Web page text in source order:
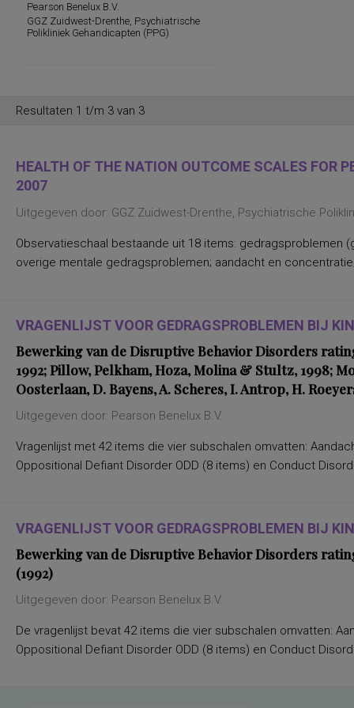
werksituatie
persoonlijkheidsaspecten, temperament
en karakter
posttraumatische stressstoornis
rekenen en wiskunde
rekenen, deelvaardigheden van
sociaal-emotioneel functioneren en
spannings- en vermijdingsaspecten van
spanningsbehoefte
spelling van Nederlandse niet-
werkwoorden
Nederlands leesvaardigheid, Nederlands
Engels woordenschat, Rekenen/Wiskunde
en Taalverzorging
Nederlands leesvaardigheid, Nederlands
woordenschat, Engels leesvaardigheid,
Rekenen/Wiskunde en Taalverzorging
kwaliteit van gezinsfunctioneren
drijfveren en talenten
algemene intelligentie
taal- en rekenvaardigheid
persoonlijkheidskenmerken
(verbale) geheugenfuncties
aandacht en concentratie bij het
verwerken van non-linguistische stimuli;
interferentie-effecten
aandachtsproblemen
aanhoudende vermoeidheid, state
aanpassing van leiderschapsstijl aan
specifieke situaties
Pearson Benelux B.V.
GGZ Zuidwest-Drenthe, Psychiatrische
Polikliniek Gehandicapten (PPG)
Resultaten 1 t/m 3 van 3
HEALTH OF THE NATION OUTCOME SCALES FOR
2007
Uitgegeven door: GGZ Zuidwest-Drenthe, Psychiatrische
Observatieschaal bestaande uit 18 items:
overige mentale gedragsproblemen; aandacht en
VRAGENLIJST VOOR GEDRAGSPROBLEMEN BIJ
Bewerking van de Disruptive Behavior Disorders
1992; Pillow, Pelkham, Hoza, Molina & Stultz, 1998;
Oosterlaan, D. Bayens, A. Scheres, I. Antrop, H.
Uitgegeven door: Pearson Benelux B.V.
Vragenlijst met 42 items die vier subschalen omvatten:
Oppositional Defiant Disorder ODD (8 items) en Conduct
VRAGENLIJST VOOR GEDRAGSPROBLEMEN BIJ
Bewerking van de Disruptive Behavior Disorders
(1992)
Uitgegeven door: Pearson Benelux B.V.
De vragenlijst bevat 42 items die vier subschalen omvatten:
Oppositional Defiant Disorder ODD (8 items) en Conduct